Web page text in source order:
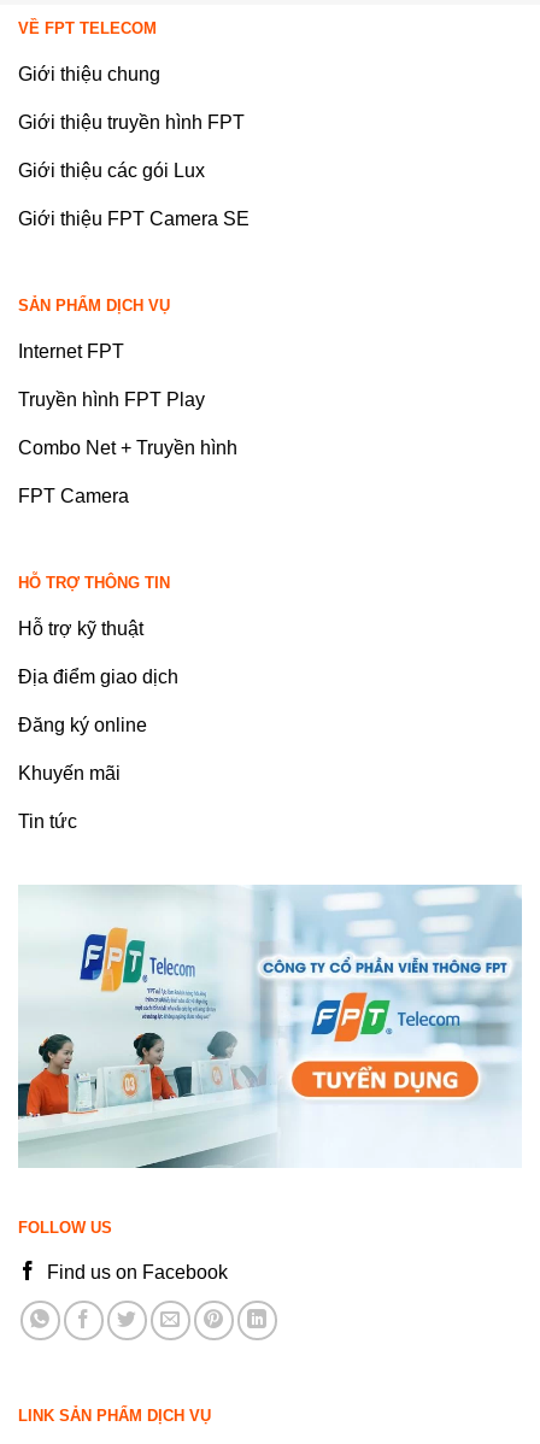
VỀ FPT TELECOM
Giới thiệu chung
Giới thiệu truyền hình FPT
Giới thiệu các gói Lux
Giới thiệu FPT Camera SE
SẢN PHẨM DỊCH VỤ
Internet FPT
Truyền hình FPT Play
Combo Net + Truyền hình
FPT Camera
HỖ TRỢ THÔNG TIN
Hỗ trợ kỹ thuật
Địa điểm giao dịch
Đăng ký online
Khuyến mãi
Tin tức
FOLLOW US
Find us on Facebook
LINK SẢN PHẨM DỊCH VỤ